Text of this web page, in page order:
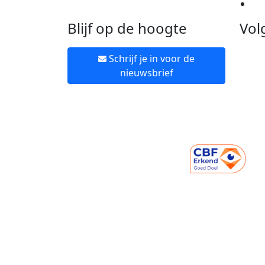
Blijf op de hoogte
Schrijf je in voor de
nieuwsbrief